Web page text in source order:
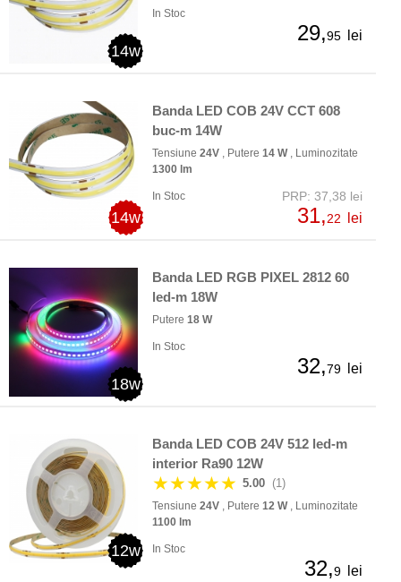
14w
In Stoc
29,95 lei
14w
Banda LED COB 24V CCT 608
buc-m 14W
Tensiune 24V , Putere 14 W, Luminozitate
1300 lm
In Stoc PRP: 37,38 lei
31,22 lei
18w
Banda LED RGB PIXEL 2812 60
led-m 18W
Putere 18 W
In Stoc
32,79 lei
12w
Banda LED COB 24V 512 led-m
interior Ra90 12W
★★★★★ 5.00 (1)
Tensiune 24V , Putere 12 W, Luminozitate
1100 lm
In Stoc
32,9 lei